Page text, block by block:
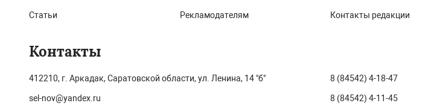
Статьи Рекламодателям Контакты редакции
Контакты
412210, г. Аркадак, Саратовской области, ул. Ленина, 14 "б"
sel-nov@yandex.ru
8 (84542) 4-18-47
8 (84542) 4-11-45